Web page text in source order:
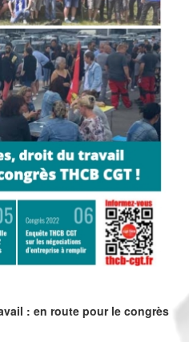
: en route pour le congrès